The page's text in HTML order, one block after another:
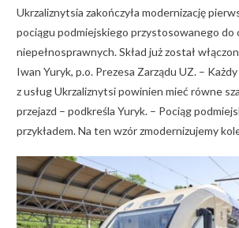
Ukrzaliznytsia zakończyła modernizację
pociągu podmiejskiego przystosowanego do
niepełnosprawnych. Skład już został
Iwan Yuryk, p.o. Prezesa Zarządu UZ. –
z usług Ukrzaliznytsi powinien mieć równe
przejazd – podkreśla Yuryk. – Pociąg
przykładem. Na ten wzór zmodernizujemy